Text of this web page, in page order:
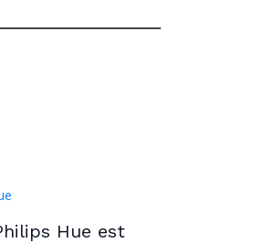
Hue est